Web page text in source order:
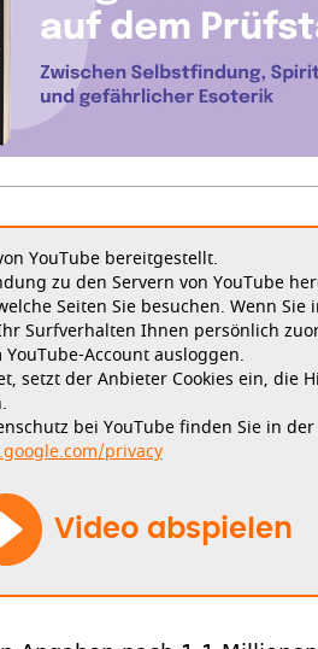
YouTube bereitgestellt.
zu den Servern von YouTube
Seiten Sie besuchen. Wenn Sie
Surfverhalten Ihnen persönlich
Account ausloggen.
setzt der Anbieter Cookies ein, die
bei YouTube finden Sie in
privacy
Video abspielen